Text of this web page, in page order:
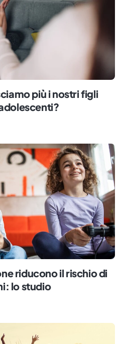
più i nostri figli
riducono il rischio di
lo studio